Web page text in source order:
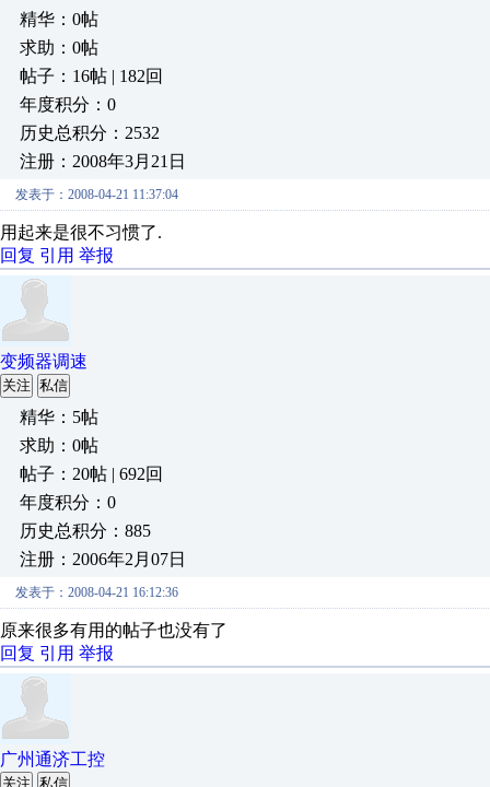
精华：0帖
求助：0帖
帖子：16帖 | 182回
年度积分：0
历史总积分：2532
注册：2008年3月21日
发表于：2008-04-21 11:37:04
用起来是很不习惯了.
回复 引用 举报
变频器调速
关注 私信
精华：5帖
求助：0帖
帖子：20帖 | 692回
年度积分：0
历史总积分：885
注册：2006年2月07日
发表于：2008-04-21 16:12:36
原来很多有用的帖子也没有了
回复 引用 举报
广州通济工控
关注 私信